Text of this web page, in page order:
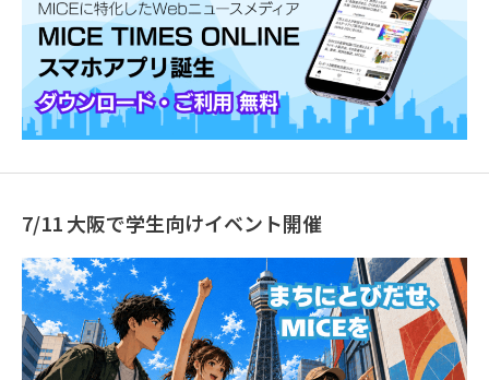
7/11 大阪で学生向けイベント開催